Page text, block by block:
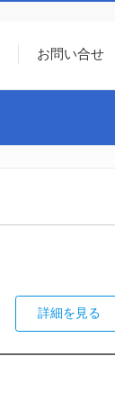
お問い合せ
詳細を見る